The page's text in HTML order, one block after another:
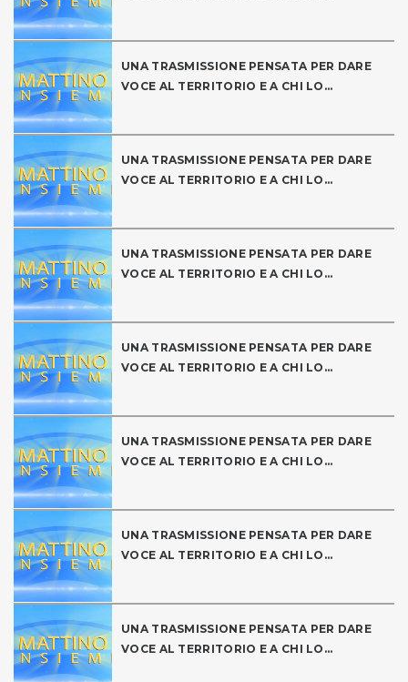
UNA TRASMISSIONE PENSATA PER DARE
VOCE AL TERRITORIO E A CHI LO...
UNA TRASMISSIONE PENSATA PER DARE
VOCE AL TERRITORIO E A CHI LO...
UNA TRASMISSIONE PENSATA PER DARE
VOCE AL TERRITORIO E A CHI LO...
UNA TRASMISSIONE PENSATA PER DARE
VOCE AL TERRITORIO E A CHI LO...
UNA TRASMISSIONE PENSATA PER DARE
VOCE AL TERRITORIO E A CHI LO...
UNA TRASMISSIONE PENSATA PER DARE
VOCE AL TERRITORIO E A CHI LO...
UNA TRASMISSIONE PENSATA PER DARE
VOCE AL TERRITORIO E A CHI LO...